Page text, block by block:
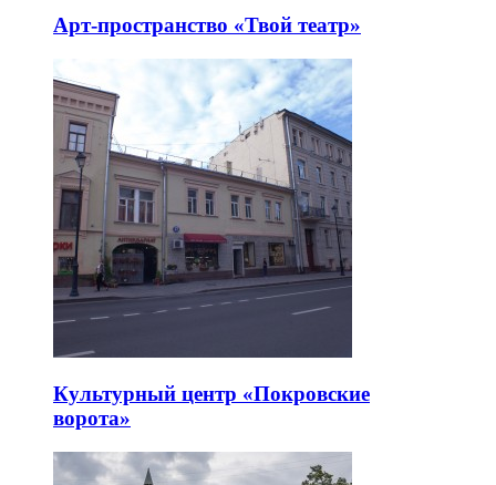
Арт-пространство «Твой театр»
Культурный центр «Покровские
ворота»